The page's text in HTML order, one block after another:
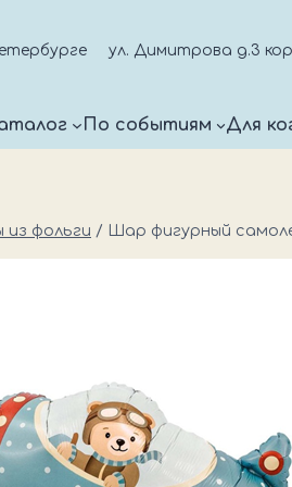
ул. Димитрова д.3
По событиям Для
из фольги / Шар фигурный